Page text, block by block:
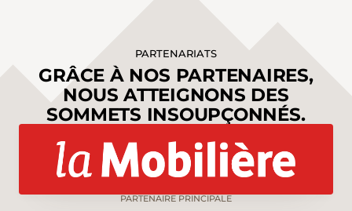
PARTENARIATS
GRÂCE À NOS PARTENAIRES,
NOUS ATTEIGNONS DES
SOMMETS INSOUPÇONNÉS.
PARTENAIRE PRINCIPALE